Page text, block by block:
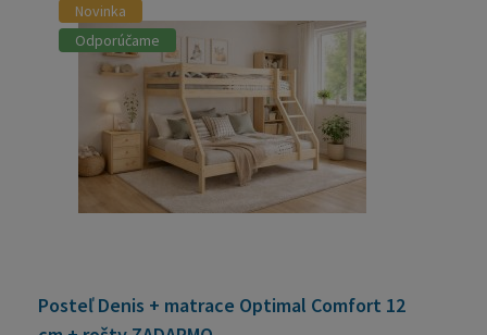
Novinka
Odporúčame
Posteľ Denis + matrace Optimal Comfort 12